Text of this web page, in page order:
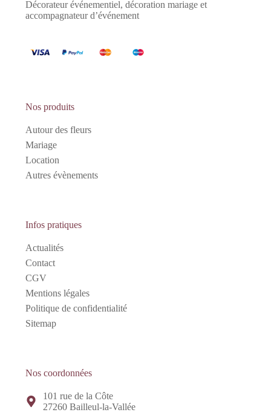
Décorateur événementiel, décoration mariage et
accompagnateur d’événement
Nos produits
Autour des fleurs
Mariage
Location
Autres évènements
Infos pratiques
Actualités
Contact
CGV
Mentions légales
Politique de confidentialité
Sitemap
Nos coordonnées
101 rue de la Côte
27260 Bailleul-la-Vallée